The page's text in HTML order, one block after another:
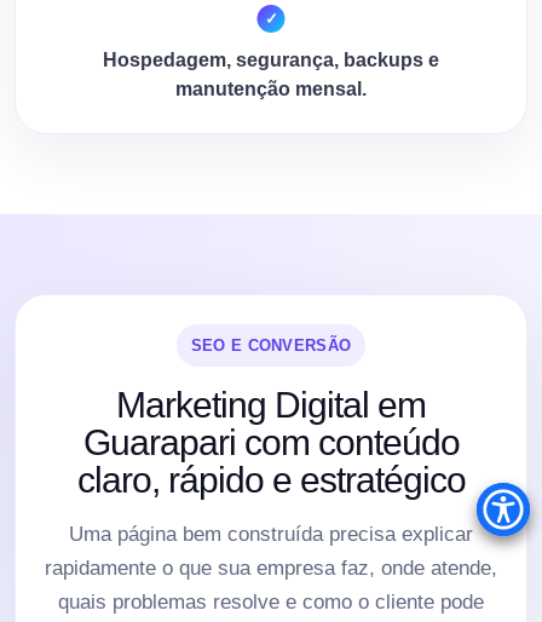
Hospedagem, segurança, backups e
manutenção mensal.
SEO E CONVERSÃO
Marketing Digital em
Guarapari com conteúdo
claro, rápido e estratégico
Uma página bem construída precisa explicar
rapidamente o que sua empresa faz, onde atende,
quais problemas resolve e como o cliente pode